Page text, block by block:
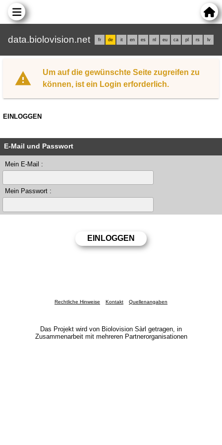
data.biolovision.net fr de it en es nl eu ca pl rs lv
Um auf die gewünschte Seite zugreifen zu
können, ist ein Login erforderlich.
EINLOGGEN
E-Mail und Passwort
Mein E-Mail :
Mein Passwort :
Rechtliche Hinweise Kontakt Quellenangaben
Das Projekt wird von Biolovision Sàrl getragen, in
Zusammenarbeit mit mehreren Partnerorganisationen